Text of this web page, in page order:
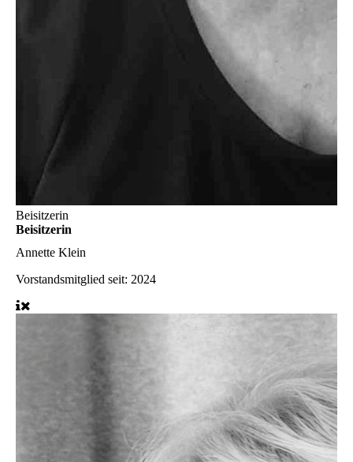
Beisitzerin
Beisitzerin
Annette Klein
Vorstandsmitglied seit: 2024